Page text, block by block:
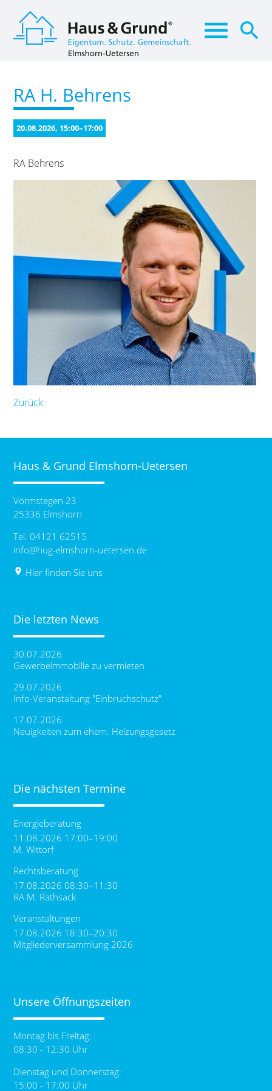
menu search
Suchbegriffe
RA H. Behrens
20.08.2026, 15:00–17:00
RA Behrens
Zurück
Haus & Grund Elmshorn-Uetersen
Vormstegen 23
25336 Elmshorn
Tel. 04121 62515
info@hug-elmshorn-uetersen.de
place Hier finden Sie uns
Die letzten News
30.07.2026
Gewerbeimmobilie zu vermieten
29.07.2026
Info-Veranstaltung "Einbruchschutz"
17.07.2026
Neuigkeiten zum ehem. Heizungsgesetz
Die nächsten Termine
Energieberatung
11.08.2026 17:00–19:00
M. Wittorf
Rechtsberatung
17.08.2026 08:30–11:30
RA M. Rathsack
Veranstaltungen
17.08.2026 18:30–20:30
Mitgliederversammlung 2026
Unsere Öffnungszeiten
Montag bis Freitag:
08:30 - 12:30 Uhr
Dienstag und Donnerstag:
15:00 - 17:00 Uhr